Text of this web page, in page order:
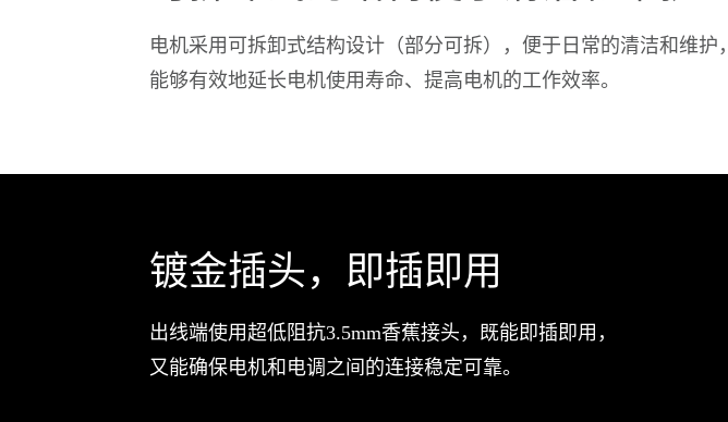
电机采用可拆卸式结构设计（部分可拆），便于日常的清洁和维护，
能够有效地延长电机使用寿命、提高电机的工作效率。
镀金插头，即插即用
出线端使用超低阻抗3.5mm香蕉接头，既能即插即用，
又能确保电机和电调之间的连接稳定可靠。